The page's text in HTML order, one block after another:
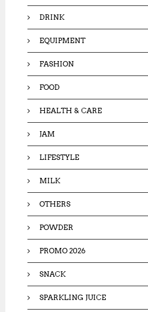
DRINK
EQUIPMENT
FASHION
FOOD
HEALTH & CARE
JAM
LIFESTYLE
MILK
OTHERS
POWDER
PROMO 2026
SNACK
SPARKLING JUICE